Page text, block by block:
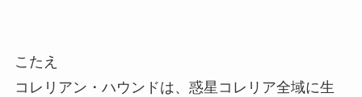
こたえ
コレリアン・ハウンドは、惑星コレリア全域に生